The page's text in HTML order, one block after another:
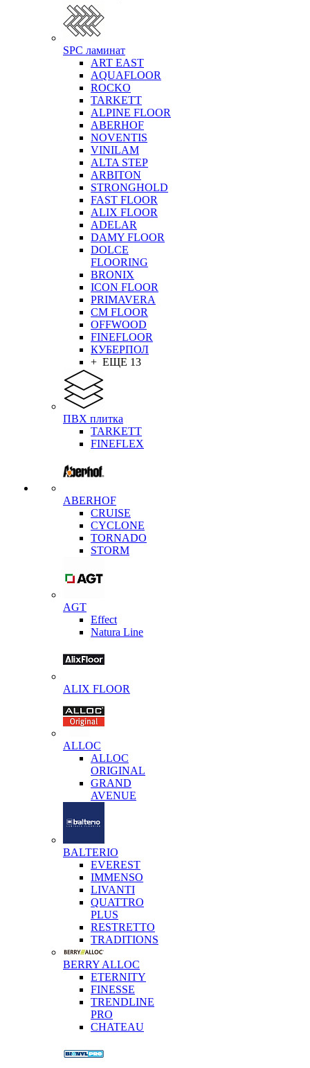
SPC ламинат
ART EAST
AQUAFLOOR
ROCKO
TARKETT
ALPINE FLOOR
ABERHOF
NOVENTIS
VINILAM
ALTA STEP
ARBITON
STRONGHOLD
FAST FLOOR
ALIX FLOOR
ADELAR
DAMY FLOOR
DOLCE
FLOORING
BRONIX
ICON FLOOR
PRIMAVERA
CM FLOOR
OFFWOOD
FINEFLOOR
КУБЕРПОЛ
+ ЕЩЕ 13
ПВХ плитка
TARKETT
FINEFLEX
ABERHOF
CRUISE
CYCLONE
TORNADO
STORM
AGT
Effect
Natura Line
ALIX FLOOR
ALLOC
ALLOC
ORIGINAL
GRAND
AVENUE
BALTERIO
EVEREST
IMMENSO
LIVANTI
QUATTRO
PLUS
RESTRETTO
TRADITIONS
BERRY ALLOC
ETERNITY
FINESSE
TRENDLINE
PRO
CHATEAU